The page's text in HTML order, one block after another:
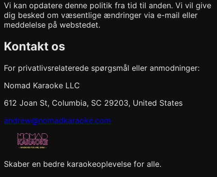
Vi kan opdatere denne politik fra tid til anden. Vi vil give
dig besked om væsentlige ændringer via e-mail eller
meddelelse på webstedet.
Kontakt os
For privatlivsrelaterede spørgsmål eller anmodninger:
Nomad Karaoke LLC
612 Joan St, Columbia, SC 29203, United States
andrew@nomadkaraoke.com
Skaber en bedre karaokeoplevelse for alle.